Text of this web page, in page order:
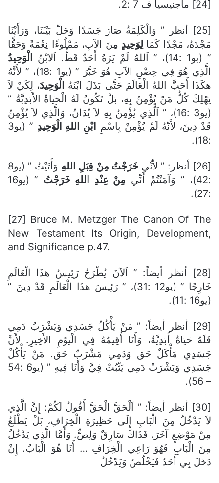
[24] ماجنيسيا ف 7 :2.
[25] أنظر ” وَالْكَلِمَةُ صَارَ جَسَدًا وَحَلَّ بَيْنَنَا، وَرَأَيْنَا
مَجْدَهُ، مَجْدًا كَمَا لِوَحِيدٍ مِنَ الآبِ، مَمْلُوءًا نِعْمَةً وَحَقًّا
” (يو1 :14)، ” اَللهُ لَمْ يَرَهُ أَحَدٌ قَطُّ. اَلابْنُ
الْوَحِيدُ
الَّذِي هُوَ فِي حِضْنِ الآبِ هُوَ خَبَّرَ ” (يو1 :18)، ” لأَنَّهُ
هكَذَا أَحَبَّ اللهُ الْعَالَمَ حَتَّى بَذَلَ ابْنَهُ
الْوَحِيدَ، لِكَيْ لاَ
يَهْلِكَ كُلُّ مَنْ يُؤْمِنُ بِهِ، بَلْ تَكُونُ لَهُ الْحَيَاةُ الأَبَدِيَّةُ ”
(يو3 :16)، ” اَلَّذِي يُؤْمِنُ بِهِ لاَ يُدَانُ، وَالَّذِي لاَ يُؤْمِنُ
قَدْ دِينَ، لأَنَّهُ لَمْ يُؤْمِنْ بِاسْمِ ابْنِ اللهِ الْوَحِيدِ
” (يو3
:18).
[26] أنظر: ” لأَنِّي خَرَجْتُ مِنْ قِبَلِ اللهِ
وَأَتَيْتُ ” (يو8
:42)، ” وَآمَنْتُمْ أَنِّي
مِنْ عِنْدِ اللهِ خَرَجْتُ
” (يو16
:27).
[27] Bruce M. Metzger The Canon Of The
New Testament Its Origin, Development,
and Significance p.47.
[28] أنظر أيضاً: ” اَلآنَ يُطْرَحُ رَئِيسُ هذَا الْعَالَمِ
خَارِجًا ” (يو12 :31)، ” رَئِيسَ هذَا الْعَالَمِ قَدْ دِينَ ”
(يو16 :11).
[29] أنظر أيضاً: ” مَنْ يَأْكُلُ جَسَدِي وَيَشْرَبُ دَمِي
فَلَهُ حَيَاةٌ أَبَدِيَّةٌ، وَأَنَا أُقِيمُهُ فِي الْيَوْمِ الأَخِيرِ. لأَنَّ
جَسَدِي مَأْكَلٌ حَق وَدَمِي مَشْرَبٌ حَق. مَنْ يَأْكُلْ
جَسَدِي وَيَشْرَبْ دَمِي يَثْبُتْ فِيَّ وَأَنَا فِيهِ ” (يو6 :54
– 56).
[30] أنظر أيضاً: ” اَلْحَقَّ الْحَقَّ أَقُولُ لَكُمْ: إِنَّ الَّذِي
لاَ يَدْخُلُ مِنَ الْبَابِ إِلَى حَظِيرَةِ الْخِرَافِ، بَلْ يَطْلَعُ
مِنْ مَوْضِعٍ آخَرَ، فَذَاكَ سَارِقٌ وَلِصٌّ. وَأَمَّا الَّذِي يَدْخُلُ
مِنَ الْبَابِ فَهُوَ رَاعِي الْخِرَافِ … أَنَا هُوَ الْبَابُ. إِنْ
دَخَلَ بِي أَحَدٌ فَيَخْلُصُ وَيَدْخُلُ